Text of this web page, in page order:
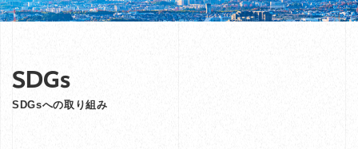
SDGs
SDGsへの取り組み